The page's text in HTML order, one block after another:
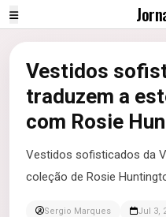
Vestidos
traduzem a
com Rosie
Vestidos sofisticados da
coleção de Rosie
Sergio Marques Jul 3,